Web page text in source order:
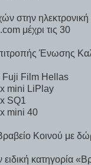
στην ηλεκτρονική
μέχρι τις 30
Ένωσης
Fuji Film Hellas
mini LiPlay
SQ1
mini 40
Κοινού με
ειδική κατηγορία